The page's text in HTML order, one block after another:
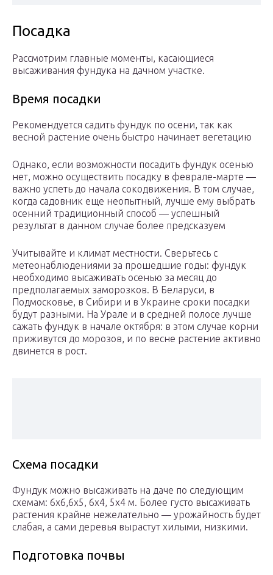
Посадка
Рассмотрим главные моменты, касающиеся
высаживания фундука на дачном участке.
Время посадки
Рекомендуется садить фундук по осени, так как
весной растение очень быстро начинает вегетацию
Однако, если возможности посадить фундук осенью
нет, можно осуществить посадку в феврале-марте —
важно успеть до начала сокодвижения. В том случае,
когда садовник еще неопытный, лучше ему выбрать
осенний традиционный способ — успешный
результат в данном случае более предсказуем
Учитывайте и климат местности. Сверьтесь с
метеонаблюдениями за прошедшие годы: фундук
необходимо высаживать осенью за месяц до
предполагаемых заморозков. В Беларуси, в
Подмосковье, в Сибири и в Украине сроки посадки
будут разными. На Урале и в средней полосе лучше
сажать фундук в начале октября: в этом случае корни
приживутся до морозов, и по весне растение активно
двинется в рост.
Схема посадки
Фундук можно высаживать на даче по следующим
схемам: 6х6,6х5, 6х4, 5х4 м. Более густо высаживать
растения крайне нежелательно — урожайность будет
слабая, а сами деревья вырастут хилыми, низкими.
Подготовка почвы